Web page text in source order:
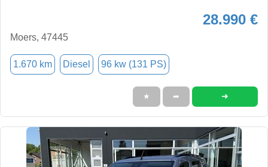
28.990 €
Moers, 47445
1.670 km Diesel 96 kw (131 PS)
★ ➦ ➜